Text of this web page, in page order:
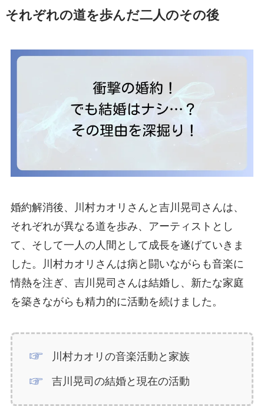
それぞれの道を歩んだ二人のその後
婚約解消後、川村カオリさんと吉川晃司さんは、
それぞれが異なる道を歩み、アーティストとし
て、そして一人の人間として成長を遂げていきま
した。川村カオリさんは病と闘いながらも音楽に
情熱を注ぎ、吉川晃司さんは結婚し、新たな家庭
を築きながらも精力的に活動を続けました。
川村カオリの音楽活動と家族
吉川晃司の結婚と現在の活動